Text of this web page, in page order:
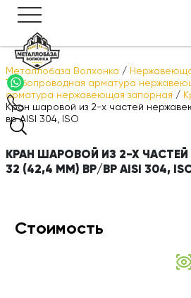
Металлобаза Волхонка /
Трубопроводная арматура
арматура нержавеющая запорная /
Кран шаровой из 2-х частей
вр AISI 304, ISO
КРАН ШАРОВОЙ ИЗ 2-Х
32 (42,4 ММ) ВР/ВР AISI 304,
Стоимость